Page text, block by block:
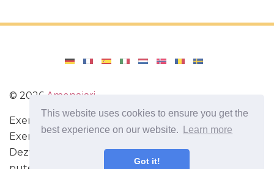
This website uses cookies to ensure you get the
best experience on our website.
Learn more
Got it!
© 2026 Amenajari
Exercitarea. Diete și rețete pentru o dietă sănătoasă.
Exerciții pentru creier. Fapte interesante.
Dezvoltarea de sine. Fiți mai inteligenți și mai